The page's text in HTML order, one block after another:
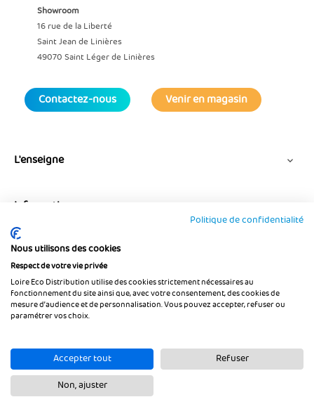
Showroom
16 rue de la Liberté
Saint Jean de Linières
49070 Saint Léger de Linières
Contactez-nous Venir en magasin
L'enseigne 
Informations
Suivez-nous
Politique de confidentialité
Nous utilisons des cookies
Respect de votre vie privée
Loire Eco Distribution utilise des cookies strictement nécessaires au
fonctionnement du site ainsi que, avec votre consentement, des cookies de
mesure d’audience et de personnalisation. Vous pouvez accepter, refuser ou
paramétrer vos choix.
Accepter tout
Refuser
Non, ajuster